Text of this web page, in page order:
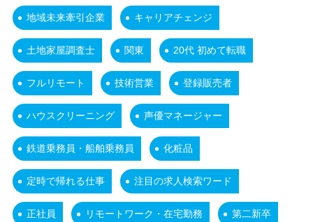
地域未来牽引企業 キャリアチェンジ
土地家屋調査士 関東 20代 初めて転職
フルリモート 技術営業 登録販売者
ハウスクリーニング 声優マネージャー
鉄道乗務員・船舶乗務員 化粧品
定時で帰れる仕事 注目の求人検索ワード
正社員 リモートワーク・在宅勤務 第二新卒